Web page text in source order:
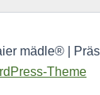
mädle® |
Theme